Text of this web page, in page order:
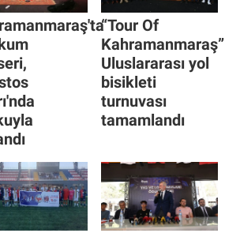
“Tour Of
Kahramanmaraş”
Uluslararası yol
bisikleti
turnuvası
tamamlandı